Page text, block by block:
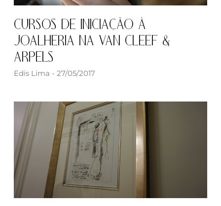
CURSOS DE INICIAÇÃO À
JOALHERIA NA VAN CLEEF &
ARPELS
Edis Lima 27/05/2017